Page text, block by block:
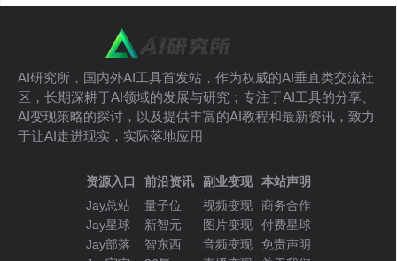
AI研究所，国内外AI工具首发站，作为权威的AI垂直类交流社
区，长期深耕于AI领域的发展与研究；专注于AI工具的分享、
AI变现策略的探讨，以及提供丰富的AI教程和最新资讯，致力
于让AI走进现实，实际落地应用
资源入口
Jay总站
Jay星球
Jay部落
前沿资讯
量子位
新智元
智东西
副业变现
视频变现
图片变现
音频变现
本站声明
商务合作
付费星球
免责声明